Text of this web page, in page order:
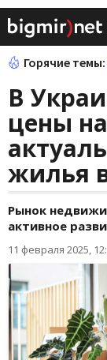
Горячие темы:
В
цены
жилья
Рынок
активное
11 февраля 2025,